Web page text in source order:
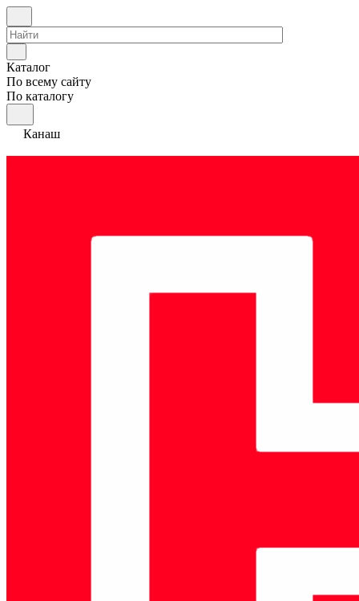
Каталог
По всему сайту
По каталогу
Канаш